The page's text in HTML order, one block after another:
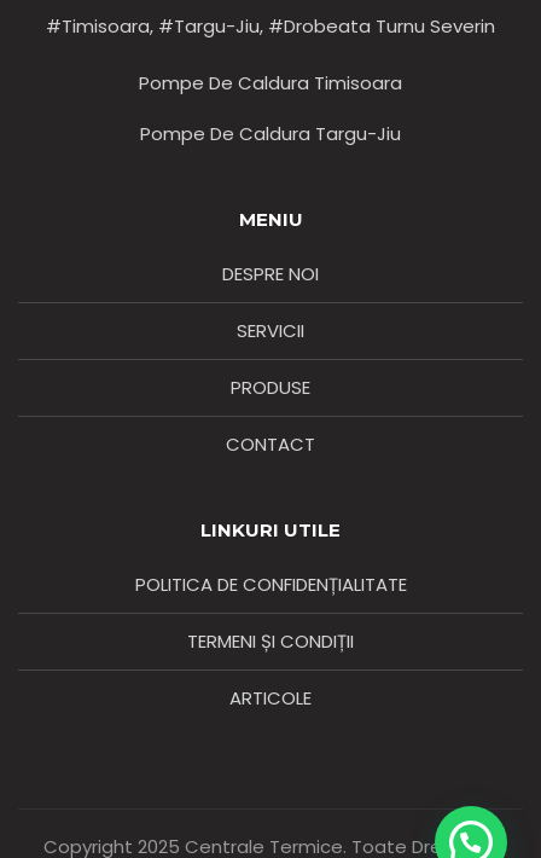
#Timisoara, #Targu-Jiu, #Drobeata Turnu Severin
Pompe De Caldura Timisoara
Pompe De Caldura Targu-Jiu
MENIU
DESPRE NOI
SERVICII
PRODUSE
CONTACT
LINKURI UTILE
POLITICA DE CONFIDENȚIALITATE
TERMENI ȘI CONDIȚII
ARTICOLE
Copyright 2025 Centrale Termice. Toate Drepturile